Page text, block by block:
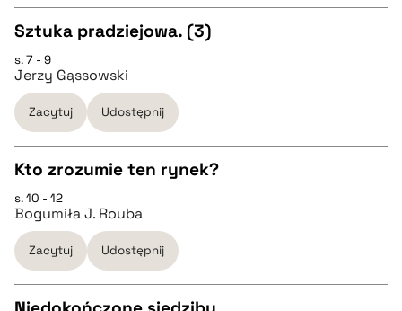
BIBTEX
pobierz cytat
CZYSTY TEKST
pobierz cytat
BIBTEX
pobierz cytat
Sztuka pradziejowa. (3)
s. 7 - 9
Jerzy Gąssowski
Zacytuj Udostępnij
CZYSTY TEKST
pobierz cytat
Kto zrozumie ten rynek?
s. 10 - 12
Bogumiła J. Rouba
Zacytuj Udostępnij